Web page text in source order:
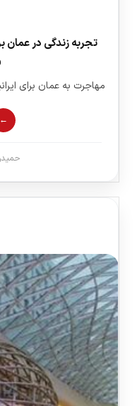
تجربه زندگی در عمان
مهاجرت به عمان برای